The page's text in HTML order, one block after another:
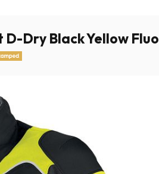
Dry Black Yellow Fluo